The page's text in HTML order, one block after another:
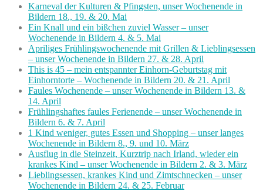
Karneval der Kulturen & Pfingsten, unser Wochenende in
Bildern 18., 19. & 20. Mai
Ein Knall und ein bißchen zuviel Wasser – unser
Wochenende in Bildern 4. & 5. Mai
Apriliges Frühlingswochenende mit Grillen & Lieblingsessen
– unser Wochenende in Bildern 27. & 28. April
This is 45 – mein entspannter Einhorn-Geburtstag mit
Einhorntorte – Wochenende in Bildern 20. & 21. April
Faules Wochenende – unser Wochenende in Bildern 13. &
14. April
Frühlingshaftes faules Ferienende – unser Wochenende in
Bildern 6. & 7. April
1 Kind weniger, gutes Essen und Shopping – unser langes
Wochenende in Bildern 8., 9. und 10. März
Ausflug in die Steinzeit, Kurztrip nach Irland, wieder ein
krankes Kind – unser Wochenende in Bildern 2. & 3. März
Lieblingsessen, krankes Kind und Zimtschnecken – unser
Wochenende in Bildern 24. & 25. Februar